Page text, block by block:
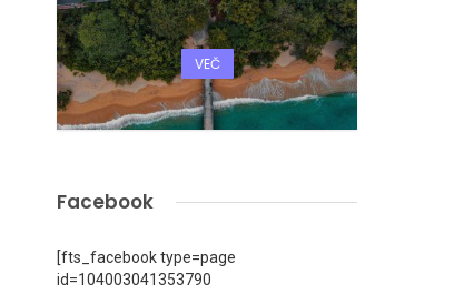
VEČ
Facebook
[fts_facebook type=page
id=104003041353790